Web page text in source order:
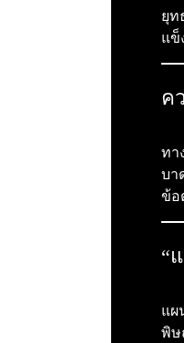
ยุท
แข็
ค
ทา
บา
ข้อ
“
แผ
พิษ